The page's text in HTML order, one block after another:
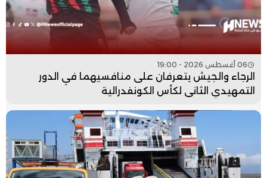
06 أغسطس 2026 - 19:00
الرجاء والجيش يتعرفان على منافسيهما في الدور
التمهيدي الثاني لكأس الكونفدرالية